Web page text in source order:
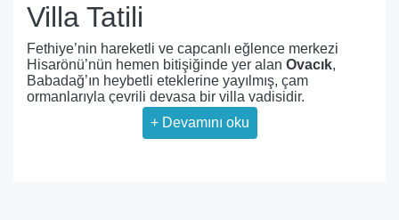
Villa Tatili
Fethiye’nin hareketli ve capcanlı eğlence merkezi
Hisarönü’nün hemen bitişiğinde yer alan Ovacık,
Babadağ’ın heybetli eteklerine yayılmış, çam
ormanlarıyla çevrili devasa bir villa vadisidir.
Hisarönü’nün o enerjik, ışıl ışıl ve gürültülü
caddelerinden sadece birkaç yüz metre
+ Devamını oku